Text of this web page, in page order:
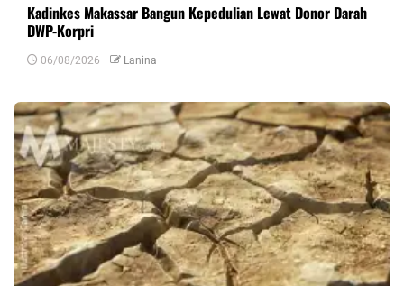
Kadinkes Makassar Bangun Kepedulian Lewat Donor Darah
DWP-Korpri
06/08/2026 Lanina